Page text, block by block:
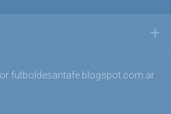
futboldesantafe.blogspot.com.ar